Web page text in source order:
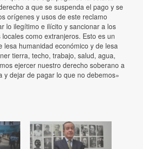
a que se suspenda el pago y se
orígenes y usos de este reclamo
lo ilegítimo e ilícito y sancionar a los
como extranjeros. Esto es un
lesa humanidad económico y de lesa
tierra, techo, trabajo, salud, agua,
ejercer nuestro derecho soberano a
y dejar de pagar lo que no debemos»